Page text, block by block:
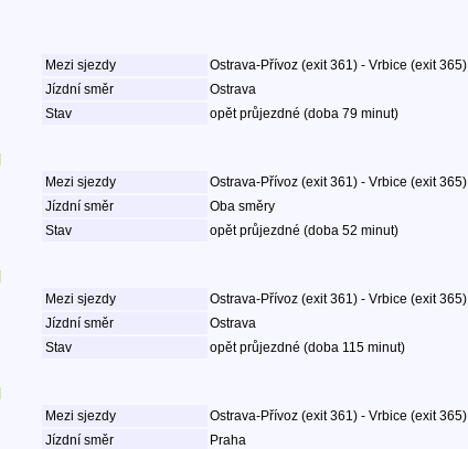
Mezi sjezdy
Ostrava-Přívoz (exit 361) - Vrbice (exit 365)
Jízdní směr
Ostrava
Stav opět průjezdné (doba 79 minut)
Mezi sjezdy
Ostrava-Přívoz (exit 361) - Vrbice (exit 365)
Jízdní směr
Oba směry
Stav opět průjezdné (doba 52 minut)
Mezi sjezdy
Ostrava-Přívoz (exit 361) - Vrbice (exit 365)
Jízdní směr
Ostrava
Stav opět průjezdné (doba 115 minut)
Mezi sjezdy
Ostrava-Přívoz (exit 361) - Vrbice (exit 365)
Jízdní směr
Praha